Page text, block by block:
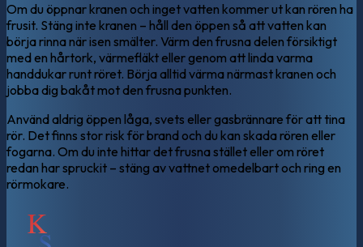
Om du öppnar kranen och inget vatten kommer ut kan rören ha
frusit. Stäng inte kranen – håll den öppen så att vatten kan
börja rinna när isen smälter. Värm den frusna delen försiktigt
med en hårtork, värmefläkt eller genom att linda varma
handdukar runt röret. Börja alltid värma närmast kranen och
jobba dig bakåt mot den frusna punkten.
Använd aldrig öppen låga, svets eller gasbrännare för att tina
rör. Det finns stor risk för brand och du kan skada rören eller
fogarna. Om du inte hittar det frusna stället eller om röret
redan har spruckit – stäng av vattnet omedelbart och ring en
rörmokare.